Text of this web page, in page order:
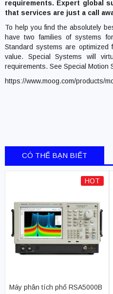
requirements. Expert global
that services are just a call
To help you find the absolutely
have two families of systems
Standard systems are
value. Special Systems will
requirements. See Special Motion
https://www.moog.com/products/
CÓ THỂ BẠN BIẾT
Máy phân tích phổ RSA5000B
HOT